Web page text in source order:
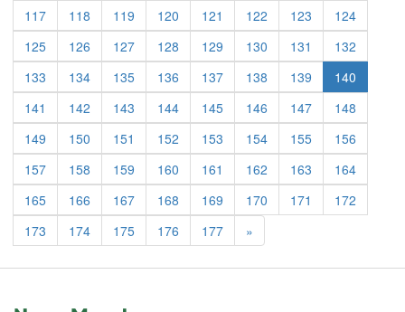
117
118 119 120 121 122 123
124
125
126 127 128 129 130 131
132
133
134 135 136 137 138 139
140
141
142 143 144 145 146 147
148
149
150 151 152 153 154 155
156
157
158 159 160 161 162 163
164
165
166 167 168 169 170 171
172
173
174 175 176 177 »